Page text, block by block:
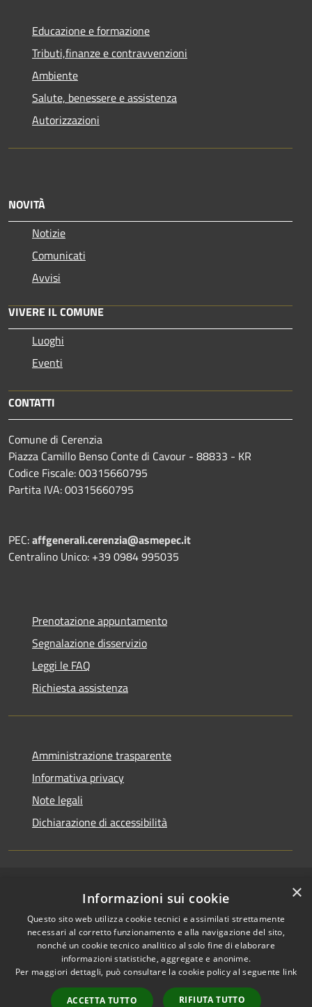
Educazione e formazione
Tributi,finanze e contravvenzioni
Ambiente
Salute, benessere e assistenza
Autorizzazioni
NOVITÀ
Notizie
Comunicati
Avvisi
VIVERE IL COMUNE
Luoghi
Eventi
CONTATTI
Comune di Cerenzia
Piazza Camillo Benso Conte di Cavour - 88833 - KR
Codice Fiscale: 00315660795
Partita IVA: 00315660795
PEC:affgenerali.cerenzia@asmepec.it
Centralino Unico: +39 0984 995035
Prenotazione appuntamento
Segnalazione disservizio
Leggi le FAQ
Richiesta assistenza
Amministrazione trasparente
Informativa privacy
Note legali
Dichiarazione di accessibilità
Privacy
Cookie
Mappa del sito
Area riservata Actalis
Area riservata Posta
Copyright © 2026 • Comune di
Municipium•Accesso
redazione
×
Informazioni sui cookie
Questo sito web utilizza cookie tecnici e assimilati strettamente
necessari al corretto funzionamento e alla navigazione del sito,
nonché un cookie tecnico analitico al solo fine di elaborare
informazioni statistiche, aggregate e anonime.
Per maggiori dettagli, può consultare la cookie policy al seguente link
ACCETTA TUTTO RIFIUTA TUTTO